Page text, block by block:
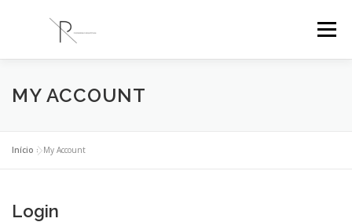
Menu
PR ENGENHARIA A EMPRESA
BLOG CONTACTOS
MY ACCOUNT
Início »My Account
Login